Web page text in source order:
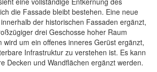
die Fassade bleibt bestehen. Eine neue
der historischen Fassaden ergänzt,
drei Geschosse hoher Raum
wird um ein offenes inneres Gerüst ergänzt,
Infrastruktur zu verstehen ist. Es kann
Decken und Wandflächen ergänzt werden.